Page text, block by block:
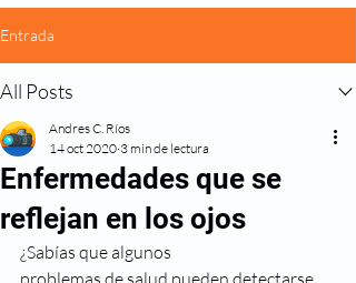
Entrada
All Posts
Enfermedades que se
reflejan en los ojos
Andres C. Ríos
14 oct 2020 3 min de lectura
¿Sabías que algunos
problemas de salud pueden detectarse